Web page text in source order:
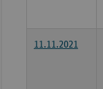
11.11.2021